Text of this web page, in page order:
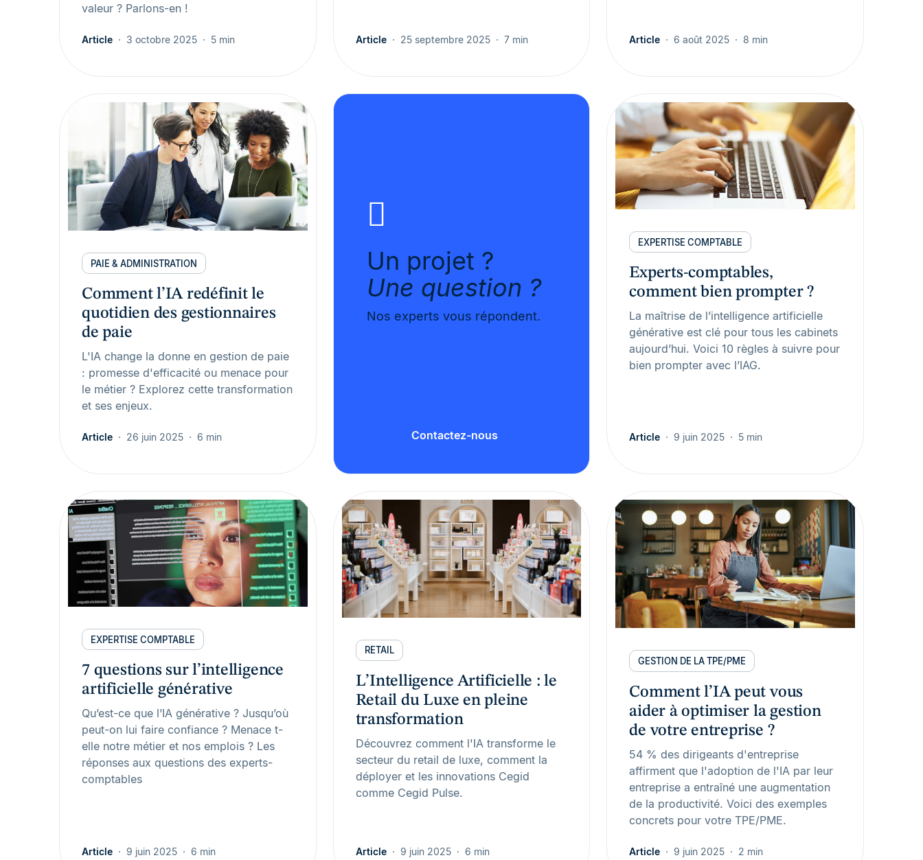
valeur ? Parlons-en !
Article 3 octobre 2025 5 min Article 25 septembre 2025 7 min Article 6 août 2025 8 min
PAIE & ADMINISTRATION
Comment l’IA redéfinit le
quotidien des gestionnaires
de paie
L'IA change la donne en gestion de paie
: promesse d'efficacité ou menace pour
le métier ? Explorez cette transformation
et ses enjeux.
Article 26 juin 2025 6 min
Un projet ?
Une question ?
Nos experts vous répondent.
Contactez-nous
EXPERTISE COMPTABLE
Experts-comptables,
comment bien prompter ?
La maîtrise de l’intelligence artificielle
générative est clé pour tous les cabinets
aujourd’hui. Voici 10 règles à suivre pour
bien prompter avec l’IAG.
Article 9 juin 2025 5 min
EXPERTISE COMPTABLE
7 questions sur l’intelligence
artificielle générative
Qu’est-ce que l’IA générative ? Jusqu’où
peut-on lui faire confiance ? Menace t-
elle notre métier et nos emplois ? Les
réponses aux questions des experts-
comptables
Article 9 juin 2025 6 min
RETAIL
L’Intelligence Artificielle : le
Retail du Luxe en pleine
transformation
Découvrez comment l'IA transforme le
secteur du retail de luxe, comment la
déployer et les innovations Cegid
comme Cegid Pulse.
Article 9 juin 2025 6 min
GESTION DE LA TPE/PME
Comment l’IA peut vous
aider à optimiser la gestion
de votre entreprise ?
54 % des dirigeants d'entreprise
affirment que l'adoption de l'IA par leur
entreprise a entraîné une augmentation
de la productivité. Voici des exemples
concrets pour votre TPE/PME.
Article 9 juin 2025 2 min